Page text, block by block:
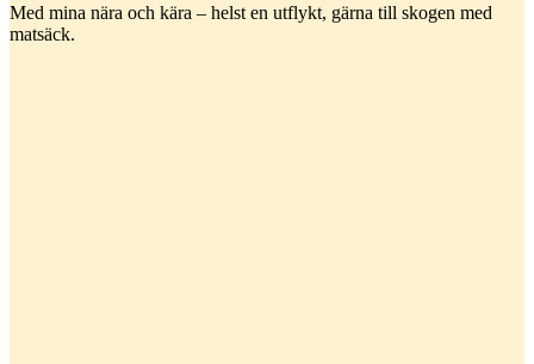
Med mina nära och kära – helst en utflykt, gärna till skogen med
matsäck.